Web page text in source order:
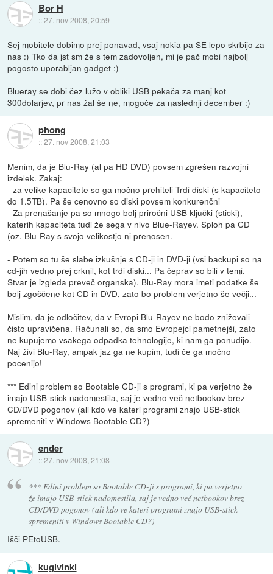
Bor H
::27. nov 2008, 20:59
Sej mobitele dobimo prej ponavad, vsaj nokia pa SE lepo skrbijo za
nas :) Tko da jst sm že s tem zadovoljen, mi je pač mobi najbolj
pogosto uporabljan gadget :)
Blueray se dobi čez lužo v obliki USB pekača za manj kot
300dolarjev, pr nas žal še ne, mogoče za naslednji december :)
phong
::27. nov 2008, 21:03
Menim, da je Blu-Ray (al pa HD DVD) povsem zgrešen razvojni
izdelek. Zakaj:
- za velike kapacitete so ga močno prehiteli Trdi diski (s kapaciteto
do 1.5TB). Pa še cenovno so diski povsem konkurenčni
- Za prenašanje pa so mnogo bolj priročni USB ključki (sticki),
katerih kapaciteta tudi že sega v nivo Blue-Rayev. Sploh pa CD
(oz. Blu-Ray s svojo velikostjo ni prenosen.
- Potem so tu še slabe izkušnje s CD-ji in DVD-ji (vsi backupi so na
cd-jih vedno prej crknil, kot trdi diski... Pa čeprav so bili v temi.
Stvar je izgleda preveč organska). Blu-Ray mora imeti podatke še
bolj zgoščene kot CD in DVD, zato bo problem verjetno še večji...
Mislim, da je odločitev, da v Evropi Blu-Rayev ne bodo zniževali
čisto upravičena. Računali so, da smo Evropejci pametnejši, zato
ne kupujemo vsakega odpadka tehnologije, ki nam ga ponudijo.
Naj živi Blu-Ray, ampak jaz ga ne kupim, tudi če ga močno
pocenijo!
*** Edini problem so Bootable CD-ji s programi, ki pa verjetno že
imajo USB-stick nadomestila, saj je vedno več netbookov brez
CD/DVD pogonov (ali kdo ve kateri programi znajo USB-stick
spremeniti v Windows Bootable CD?)
ender
::27. nov 2008, 21:08
*** Edini problem so Bootable CD-ji s programi, ki pa verjetno
že imajo USB-stick nadomestila, saj je vedno več netbookov brez
CD/DVD pogonov (ali kdo ve kateri programi znajo USB-stick
spremeniti v Windows Bootable CD?)
Išči PEtoUSB.
kuglvinkl